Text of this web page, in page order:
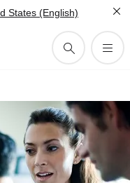
States (English)